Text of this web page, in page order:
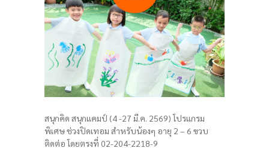
สนุกคิด สนุกแคมป์ (4 -27 มี.ค. 2569) โปรแกรม
พิเศษ ช่วงปิดเทอม สำหรับน้องๆ อายุ 2 – 6 ขวบ
ติดต่อ โดยตรงที่ 02-204-2218-9